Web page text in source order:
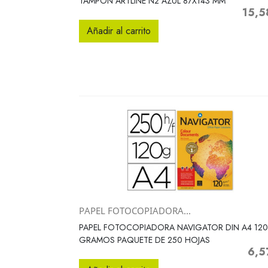
Precio
Añadir al carrito
Vista rápida
PAPEL FOTOCOPIADORA...
PAPEL FOTOCOPIADORA NAVIGATOR DIN A4 120
GRAMOS PAQUETE DE 250 HOJAS